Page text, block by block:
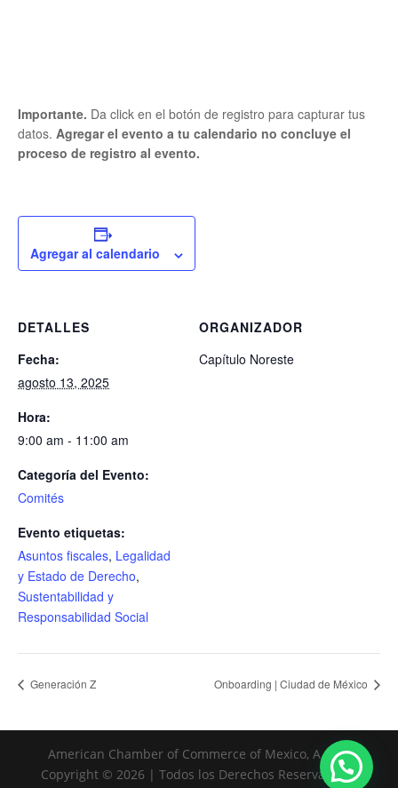
Importante. Da click en el botón de registro para capturar tus
datos. Agregar el evento a tu calendario no concluye el
proceso de registro al evento.
Agregar al calendario
DETALLES
Fecha:
agosto 13, 2025
Hora:
9:00 am - 11:00 am
Categoría del Evento:
Comités
Evento etiquetas:
Asuntos fiscales, Legalidad
y Estado de Derecho,
Sustentabilidad y
Responsabilidad Social
ORGANIZADOR
Capítulo Noreste
Generación Z Onboarding | Ciudad de México
American Chamber of Commerce of Mexico, A. C. |
Copyright © 2026 | Todos los Derechos Reservados |